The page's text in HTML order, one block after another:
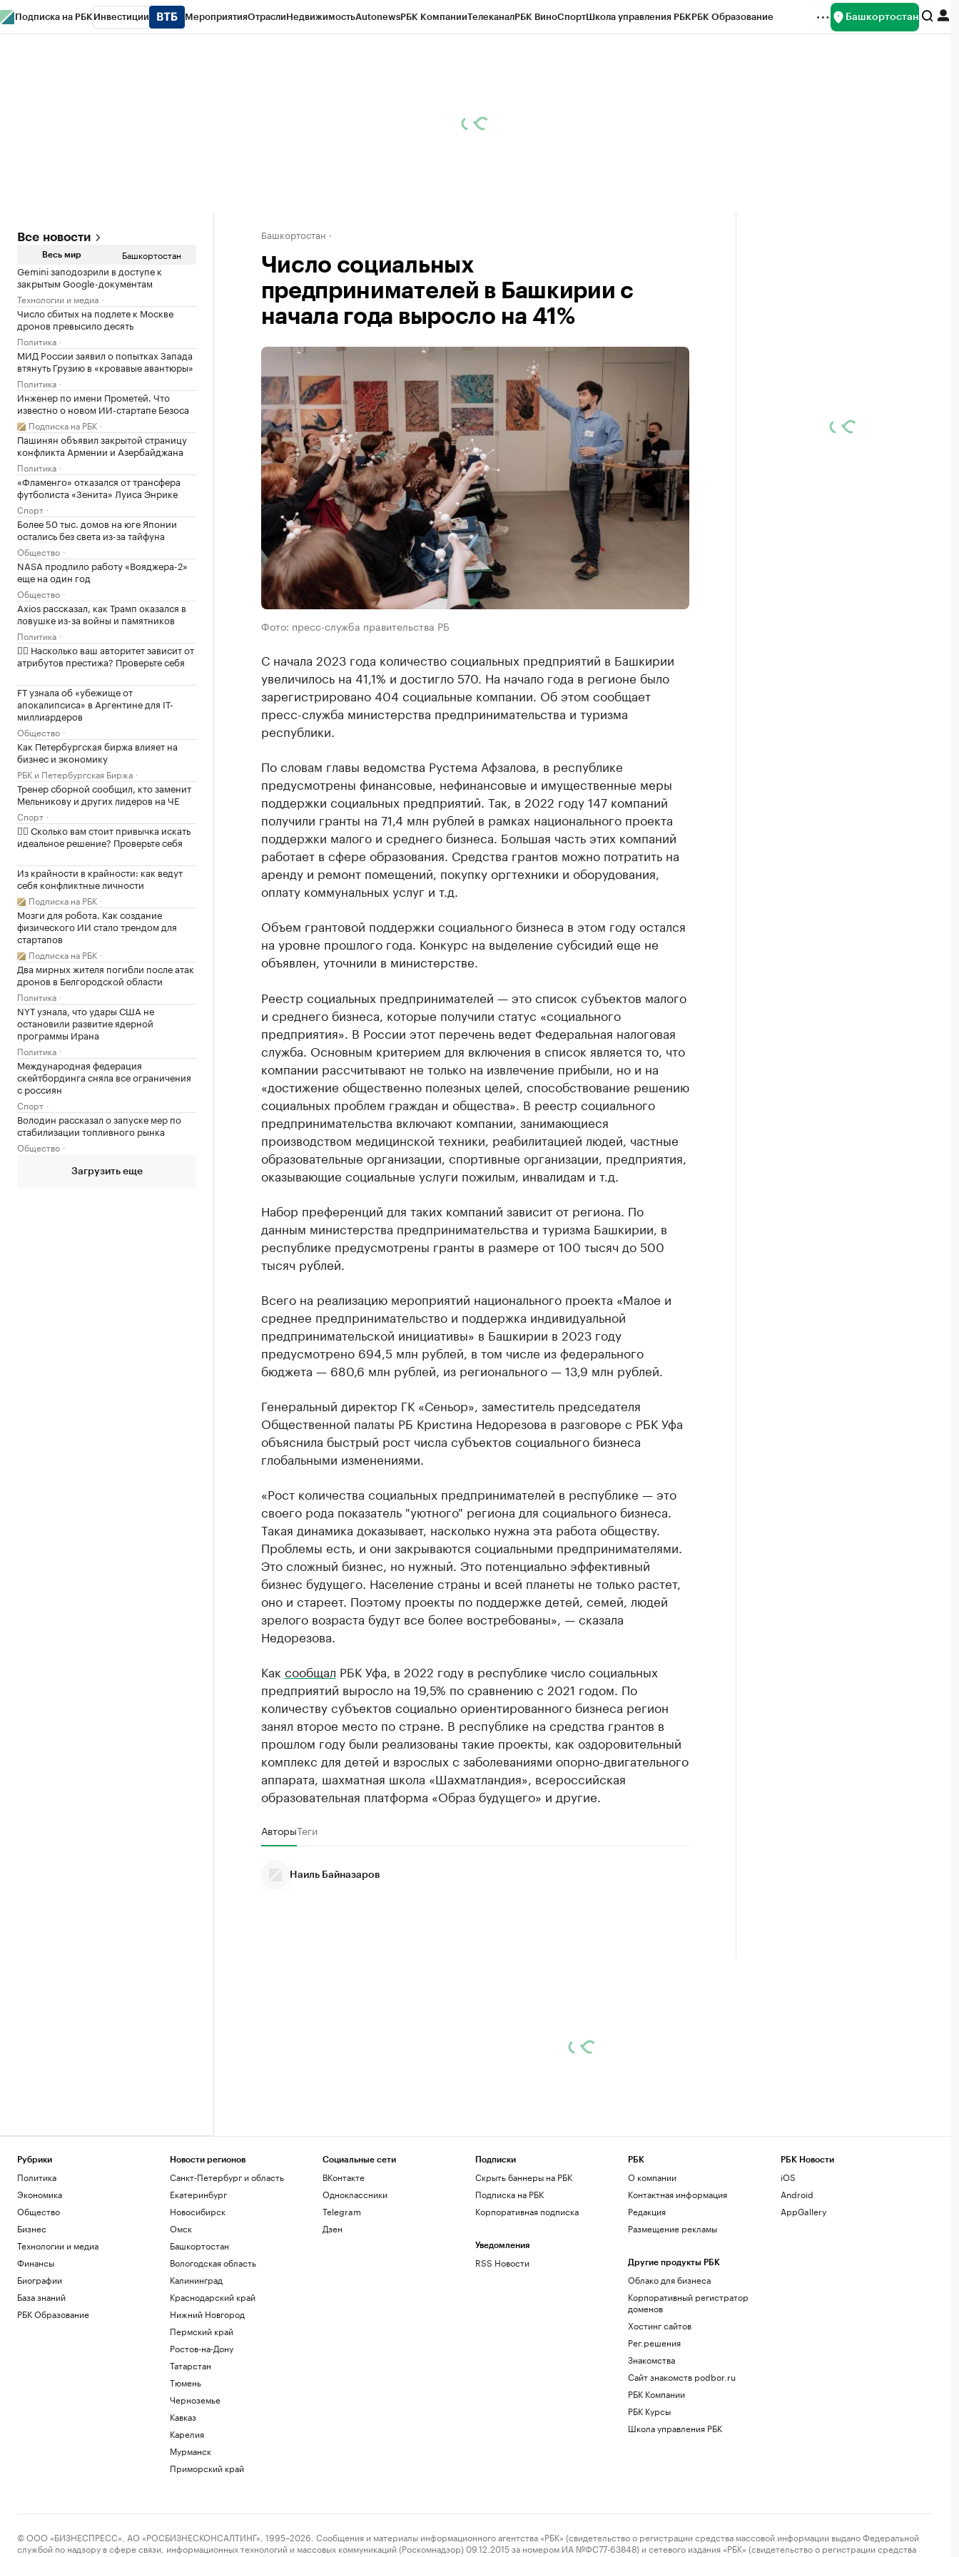
Подписка на РБК Инвестиции МероприятияОтраслиНедвижимостьAutonewsРБК КомпанииТелеканалРБК ВиноСпортШкола управления РБКРБК Образование Башкортостан
Все новости
Весь мир Башкортостан
Gemini заподозрили в доступе к
закрытым Google-документам
Технологии и медиа
Число сбитых на подлете к Москве
дронов превысило десять
Политика
МИД России заявил о попытках Запада
втянуть Грузию в «кровавые авантюры»
Политика
Инженер по имени Прометей. Что
известно о новом ИИ-стартапе Безоса
Подписка на РБК
Пашинян объявил закрытой страницу
конфликта Армении и Азербайджана
Политика
«Фламенго» отказался от трансфера
футболиста «Зенита» Луиса Энрике
Спорт
Более 50 тыс. домов на юге Японии
остались без света из-за тайфуна
Общество
NASA продлило работу «Вояджера-2»
еще на один год
Общество
Axios рассказал, как Трамп оказался в
ловушке из-за войны и памятников
Политика
✍🏻 Насколько ваш авторитет зависит от
атрибутов престижа? Проверьте себя
FT узнала об «убежище от
апокалипсиса» в Аргентине для IT-
миллиардеров
Общество
Как Петербургская биржа влияет на
бизнес и экономику
РБК и Петербургская Биржа
Тренер сборной сообщил, кто заменит
Мельникову и других лидеров на ЧЕ
Спорт
✍🏻 Сколько вам стоит привычка искать
идеальное решение? Проверьте себя
Из крайности в крайности: как ведут
себя конфликтные личности
Подписка на РБК
Мозги для робота. Как создание
физического ИИ стало трендом для
стартапов
Подписка на РБК
Два мирных жителя погибли после атак
дронов в Белгородской области
Политика
NYT узнала, что удары США не
остановили развитие ядерной
программы Ирана
Политика
Международная федерация
скейтбординга сняла все ограничения
с россиян
Спорт
Володин рассказал о запуске мер по
стабилизации топливного рынка
Общество
Загрузить еще
Башкортостан
Число социальных
предпринимателей в Башкирии с
начала года выросло на 41%
Фото: пресс-служба правительства РБ
С начала 2023 года количество социальных предприятий в Башкирии
увеличилось на 41,1% и достигло 570. На начало года в регионе было
зарегистрировано 404 социальные компании. Об этом сообщает
пресс-служба министерства предпринимательства и туризма
республики.
По словам главы ведомства Рустема Афзалова, в республике
предусмотрены финансовые, нефинансовые и имущественные меры
поддержки социальных предприятий. Так, в 2022 году 147 компаний
получили гранты на 71,4 млн рублей в рамках национального проекта
поддержки малого и среднего бизнеса. Большая часть этих компаний
работает в сфере образования. Средства грантов можно потратить на
аренду и ремонт помещений, покупку оргтехники и оборудования,
оплату коммунальных услуг и т.д.
Объем грантовой поддержки социального бизнеса в этом году остался
на уровне прошлого года. Конкурс на выделение субсидий еще не
объявлен, уточнили в министерстве.
Реестр социальных предпринимателей — это список субъектов малого
и среднего бизнеса, которые получили статус «социального
предприятия». В России этот перечень ведет Федеральная налоговая
служба. Основным критерием для включения в список является то, что
компании рассчитывают не только на извлечение прибыли, но и на
«достижение общественно полезных целей, способствование решению
социальных проблем граждан и общества». В реестр социального
предпринимательства включают компании, занимающиеся
производством медицинской техники, реабилитацией людей, частные
образовательные организации, спортивные организации, предприятия,
оказывающие социальные услуги пожилым, инвалидам и т.д.
Набор преференций для таких компаний зависит от региона. По
данным министерства предпринимательства и туризма Башкирии, в
республике предусмотрены гранты в размере от 100 тысяч до 500
тысяч рублей.
Всего на реализацию мероприятий национального проекта «Малое и
среднее предпринимательство и поддержка индивидуальной
предпринимательской инициативы» в Башкирии в 2023 году
предусмотрено 694,5 млн рублей, в том числе из федерального
бюджета — 680,6 млн рублей, из регионального — 13,9 млн рублей.
Генеральный директор ГК «Сеньор», заместитель председателя
Общественной палаты РБ Кристина Недорезова в разговоре с РБК Уфа
объяснила быстрый рост числа субъектов социального бизнеса
глобальными изменениями.
«Рост количества социальных предпринимателей в республике — это
своего рода показатель "уютного" региона для социального бизнеса.
Такая динамика доказывает, насколько нужна эта работа обществу.
Проблемы есть, и они закрываются социальными предпринимателями.
Это сложный бизнес, но нужный. Это потенциально эффективный
бизнес будущего. Население страны и всей планеты не только растет,
оно и стареет. Поэтому проекты по поддержке детей, семей, людей
зрелого возраста будут все более востребованы», — сказала
Недорезова.
Как сообщал РБК Уфа, в 2022 году в республике число социальных
предприятий выросло на 19,5% по сравнению с 2021 годом. По
количеству субъектов социально ориентированного бизнеса регион
занял второе место по стране. В республике на средства грантов в
прошлом году были реализованы такие проекты, как оздоровительный
комплекс для детей и взрослых с заболеваниями опорно-двигательного
аппарата, шахматная школа «Шахматландия», всероссийская
образовательная платформа «Образ будущего» и другие.
АвторыТеги
Наиль Байназаров
Рубрики
Политика
Экономика
Общество
Бизнес
Технологии и медиа
Финансы
Биографии
База знаний
РБК Образование
Новости регионов
Санкт-Петербург и область
Екатеринбург
Новосибирск
Омск
Башкортостан
Вологодская область
Калининград
Краснодарский край
Нижний Новгород
Пермский край
Ростов-на-Дону
Татарстан
Тюмень
Черноземье
Кавказ
Карелия
Мурманск
Приморский край
Социальные сети
ВКонтакте
Одноклассники
Telegram
Дзен
Подписки
Скрыть баннеры на РБК
Подписка на РБК
Корпоративная подписка
Уведомления
RSS Новости
РБК
О компании
Контактная информация
Редакция
Размещение рекламы
Другие продукты РБК
Облако для бизнеса
Корпоративный регистратор
доменов
Хостинг сайтов
Рег.решения
Знакомства
Сайт знакомств podbor.ru
РБК Компании
РБК Курсы
Школа управления РБК
РБК Новости
iOS
Android
AppGallery
© ООО «БИЗНЕСПРЕСС», АО «РОСБИЗНЕСКОНСАЛТИНГ», 1995–2026. Сообщения и материалы информационного агентства «РБК» (свидетельство о регистрации средства массовой информации выдано Федеральной
службой по надзору в сфере связи, информационных технологий и массовых коммуникаций (Роскомнадзор) 09.12.2015 за номером ИА №ФС77-63848) и сетевого издания «РБК» (свидетельство о регистрации средства